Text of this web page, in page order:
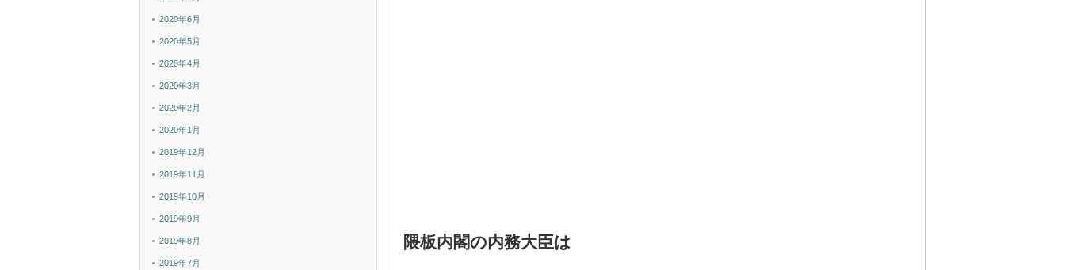
隈板内閣の内務大臣は
2020年6月
2020年5月
2020年4月
2020年3月
2020年2月
2020年1月
2019年12月
2019年11月
2019年10月
2019年9月
2019年8月
2019年7月